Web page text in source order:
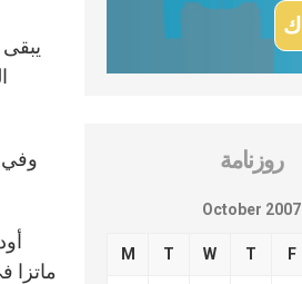
وفي
ماتزا
روزنامة
October 2007
M T W T F